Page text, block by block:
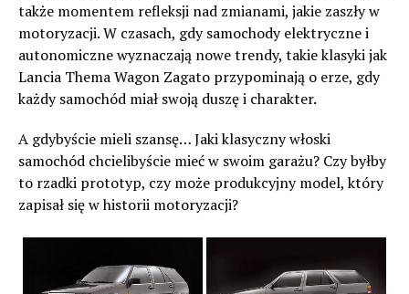
także momentem refleksji nad zmianami, jakie zaszły w
motoryzacji. W czasach, gdy samochody elektryczne i
autonomiczne wyznaczają nowe trendy, takie klasyki jak
Lancia Thema Wagon Zagato przypominają o erze, gdy
każdy samochód miał swoją duszę i charakter.
A gdybyście mieli szansę… Jaki klasyczny włoski
samochód chcielibyście mieć w swoim garażu? Czy byłby
to rzadki prototyp, czy może produkcyjny model, który
zapisał się w historii motoryzacji?